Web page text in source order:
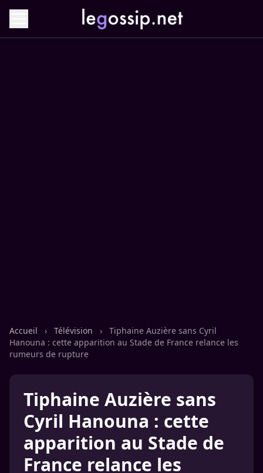
Accueil › Télévision ›
Tiphaine Auzière sans Cyril
Hanouna : cette apparition au Stade de France relance les
rumeurs de rupture
Tiphaine Auzière sans
Cyril Hanouna : cette
apparition au Stade de
France relance les